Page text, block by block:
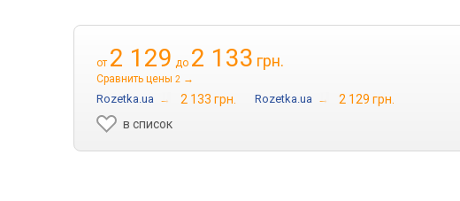
от 2 129 до 2 133 грн.
Сравнить цены 2 →
Rozetka.ua → 2 133 грн. Rozetka.ua →
2 129 грн.
в список